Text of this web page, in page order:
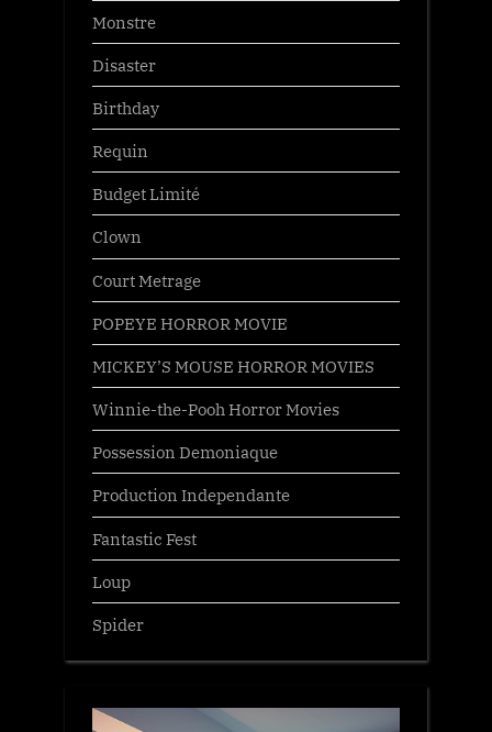
Monstre
Disaster
Birthday
Requin
Budget Limité
Clown
Court Metrage
POPEYE HORROR MOVIE
MICKEY’S MOUSE HORROR MOVIES
Winnie-the-Pooh Horror Movies
Possession Demoniaque
Production Independante
Fantastic Fest
Loup
Spider